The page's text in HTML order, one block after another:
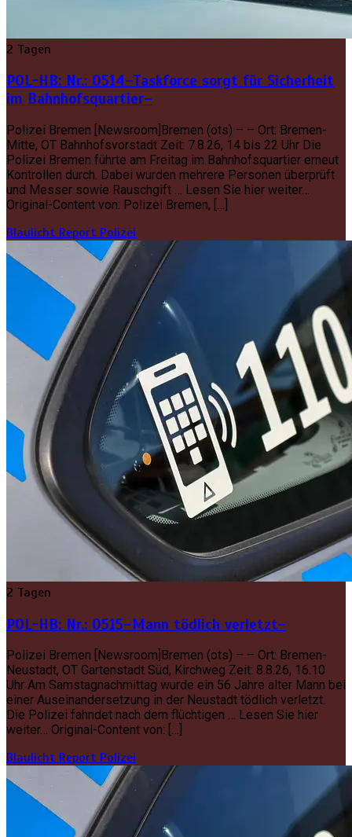
2 Tagen
POL-HB: Nr.: 0514–Taskforce sorgt für Sicherheit
im Bahnhofsquartier–
Polizei Bremen [Newsroom]Bremen (ots) – – Ort: Bremen-
Mitte, OT Bahnhofsvorstadt Zeit: 7.8.26, 14 bis 22 Uhr Die
Polizei Bremen führte am Freitag im Bahnhofsquartier erneut
Kontrollen durch. Dabei wurden mehrere Personen überprüft
und Messer sowie Rauschgift … Lesen Sie hier weiter…
Original-Content von: Polizei Bremen, […]
Blaulicht Report Polizei
2 Tagen
POL-HB: Nr.: 0515–Mann tödlich verletzt–
Polizei Bremen [Newsroom]Bremen (ots) – – Ort: Bremen-
Neustadt, OT Gartenstadt Süd, Kirchweg Zeit: 8.8.26, 16.10
Uhr Am Samstagnachmittag wurde ein 56 Jahre alter Mann bei
einer Auseinandersetzung in der Neustadt tödlich verletzt.
Die Polizei fahndet nach dem flüchtigen … Lesen Sie hier
weiter… Original-Content von: […]
Blaulicht Report Polizei